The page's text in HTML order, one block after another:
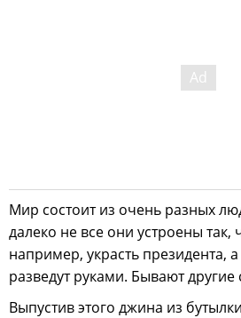
Мир состоит из очень разных
далеко не все они устроены так,
например, украсть президента,
разведут руками. Бывают
Выпустив этого джина из